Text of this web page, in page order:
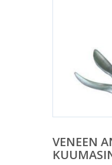
VENEEN